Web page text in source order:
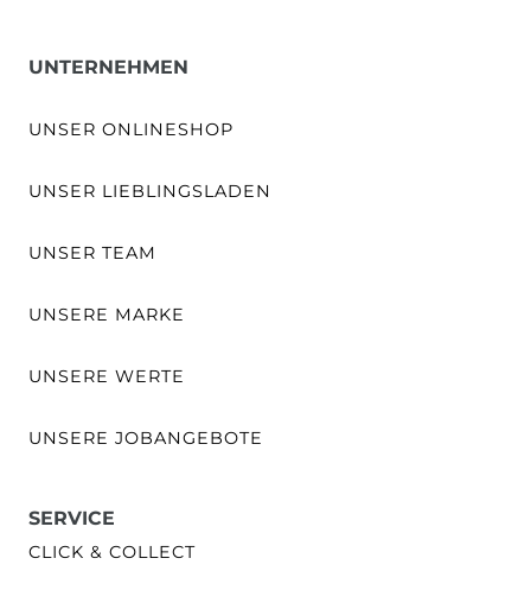
UNTERNEHMEN
UNSER ONLINESHOP
UNSER LIEBLINGSLADEN
UNSER TEAM
UNSERE MARKE
UNSERE WERTE
UNSERE JOBANGEBOTE
SERVICE
CLICK & COLLECT